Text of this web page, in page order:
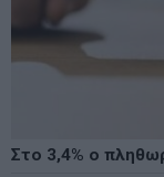
Στο 3,4% ο